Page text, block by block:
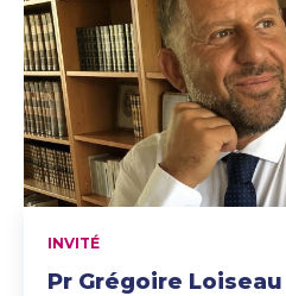
INVITÉ
Pr Grégoire Loiseau